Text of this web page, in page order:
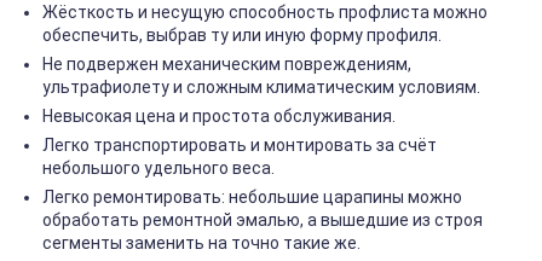
Жёсткость и несущую способность профлиста можно
обеспечить, выбрав ту или иную форму профиля.
Не подвержен механическим повреждениям,
ультрафиолету и сложным климатическим условиям.
Невысокая цена и простота обслуживания.
Легко транспортировать и монтировать за счёт
небольшого удельного веса.
Легко ремонтировать: небольшие царапины можно
обработать ремонтной эмалью, а вышедшие из строя
сегменты заменить на точно такие же.